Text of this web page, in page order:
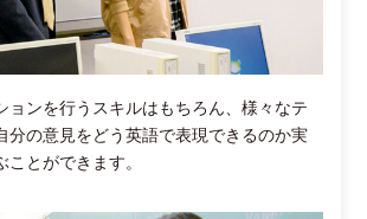
ョンを行うスキルはもちろん、様々なテ
分の意見をどう英語で表現できるのか実
ことができます。